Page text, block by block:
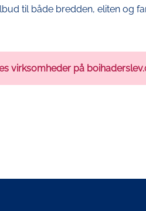
til både bredden, eliten og
virksomheder på